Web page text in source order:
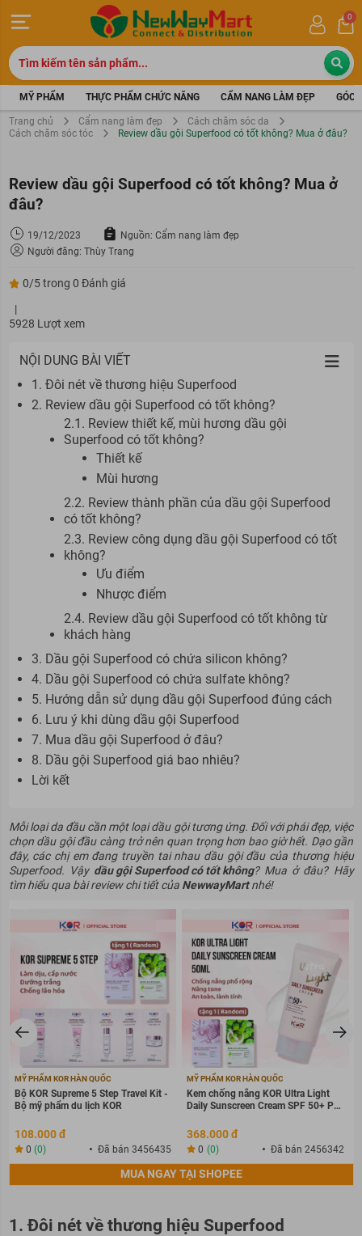
0
MỸ PHẨM THỰC PHẨM CHỨC NĂNG CẨM NANG LÀM ĐẸP GÓC
Trang chủ Cẩm nang làm đẹp
Cách chăm sóc da
Cách chăm sóc tóc
Review dầu gội Superfood có tốt không? Mua ở đâu?
Review dầu gội Superfood có tốt không? Mua ở
đâu?
19/12/2023
Nguồn: Cẩm nang làm đẹp
Người đăng: Thùy Trang
0/5 trong 0 Đánh giá
|
5928 Lượt xem
NỘI DUNG BÀI VIẾT
1. Đôi nét về thương hiệu Superfood
2. Review dầu gội Superfood có tốt không?
2.1. Review thiết kế, mùi hương dầu gội
Superfood có tốt không?
Thiết kế
Mùi hương
2.2. Review thành phần của dầu gội Superfood
có tốt không?
2.3. Review công dụng dầu gội Superfood có tốt
không?
Ưu điểm
Nhược điểm
2.4. Review dầu gội Superfood có tốt không từ
khách hàng
3. Dầu gội Superfood có chứa silicon không?
4. Dầu gội Superfood có chứa sulfate không?
5. Hướng dẫn sử dụng dầu gội Superfood đúng cách
6. Lưu ý khi dùng dầu gội Superfood
7. Mua dầu gội Superfood ở đâu?
8. Dầu gội Superfood giá bao nhiêu?
Lời kết
Mỗi loại da đầu cần một loại dầu gội tương ứng. Đối với phái đẹp, việc
chọn dầu gội đầu càng trở nên quan trọng hơn bao giờ hết. Dạo gần
đây, các chị em đang truyền tai nhau dầu gội đầu của thương hiệu
Superfood. Vậy dầu gội Superfood có tốt không? Mua ở đâu? Hãy
tìm hiểu qua bài review chi tiết của NewwayMartnhé!
MỸ PHẨM KOR HÀN QUỐC
Bộ KOR Supreme 5 Step Travel Kit -
Bộ mỹ phẩm du lịch KOR
108.000 đ
0 (0) Đã bán 3456435
MỸ PHẨM KOR HÀN QUỐC
Kem chống nắng KOR Ultra Light
Daily Sunscreen Cream SPF 50+ PA
368.000 đ
0 (0) Đã bán 2456342
MUA NGAY TẠI SHOPEE
1. Đôi nét về thương hiệu Superfood